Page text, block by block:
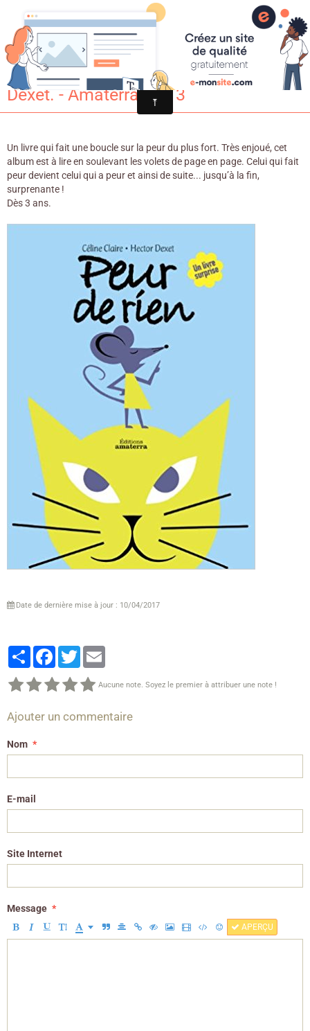
Croqu'livre
Peur de rien / Céline Claire & Hector
Dexet. - Amaterra, 2013
Un livre qui fait une boucle sur la peur du plus fort. Très enjoué, cet
album est à lire en soulevant les volets de page en page. Celui qui fait
peur devient celui qui a peur et ainsi de suite... jusqu’à la fin,
surprenante !
Dès 3 ans.
Date de dernière mise à jour : 10/04/2017
PartagerFacebook
Twitter
Aucune note. Soyez le premier à attribuer une note !
Ajouter un commentaire
Nom
E-mail
Site Internet
Message
APERÇU